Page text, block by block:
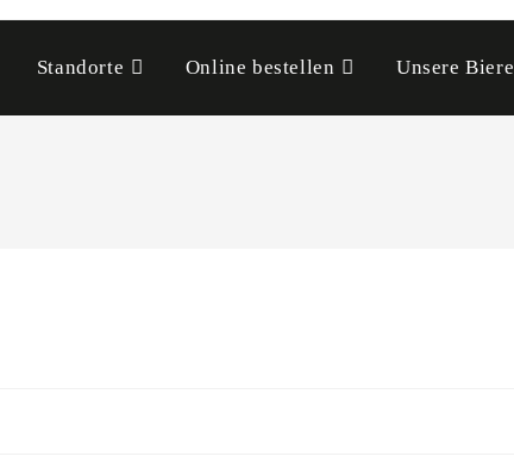
Standorte Online bestellen Unsere Biere